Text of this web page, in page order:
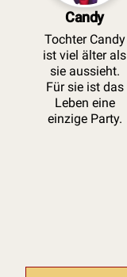
Candy
Tochter Candy
ist viel älter als
sie aussieht.
Für sie ist das
Leben eine
einzige Party.